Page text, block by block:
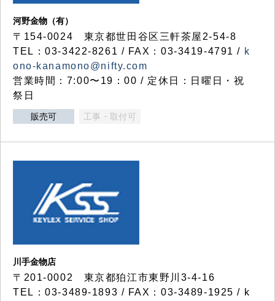
河野金物（有）
〒154-0024 東京都世田谷区三軒茶屋2-54-8
TEL：03-3422-8261 / FAX：03-3419-4791 / k
ono-kanamono@nifty.com
営業時間：7:00〜19：00 / 定休日：日曜日・祝
祭日
販売可 工事・取付可
川手金物店
〒201-0002 東京都狛江市東野川3-4-16
TEL：03-3489-1893 / FAX：03-3489-1925 / k